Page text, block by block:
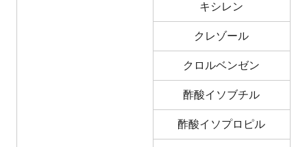
キシレン
クレゾール
クロルベンゼン
酢酸イソブチル
酢酸イソプロピル